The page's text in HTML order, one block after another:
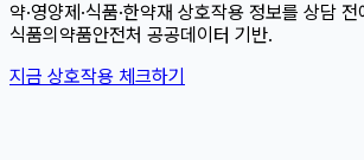
약·영양제·식품·한약재 상호작용 정보를 상담
식품의약품안전처 공공데이터 기반.
지금 상호작용 체크하기